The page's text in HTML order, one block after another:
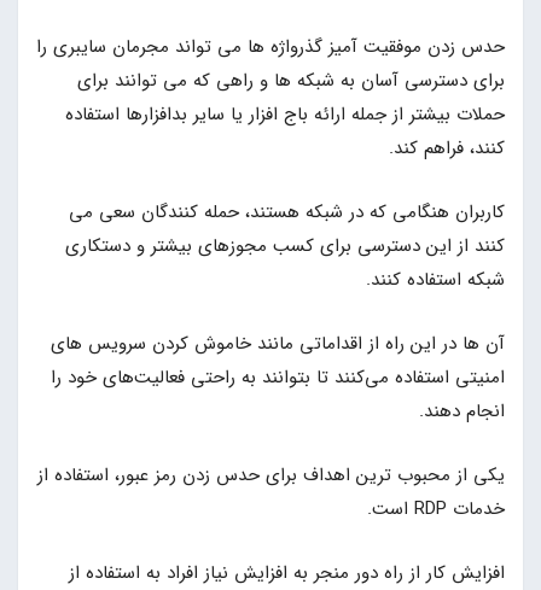
حدس زدن موفقیت آمیز گذرواژه ها می تواند مجرمان سایبری را
برای دسترسی آسان به شبکه ها و راهی که می توانند برای
حملات بیشتر از جمله ارائه باج افزار یا سایر بدافزارها استفاده
کنند، فراهم کند.
کاربران هنگامی که در شبکه هستند، حمله کنندگان سعی می
کنند از این دسترسی برای کسب مجوزهای بیشتر و دستکاری
شبکه استفاده کنند.
آن ها در این راه از اقداماتی مانند خاموش کردن سرویس های
امنیتی استفاده می‌کنند تا بتوانند به راحتی فعالیت‌های خود را
انجام دهند.
یکی از محبوب ترین اهداف برای حدس زدن رمز عبور، استفاده از
خدمات RDP است.
افزایش کار از راه دور منجر به افزایش نیاز افراد به استفاده از